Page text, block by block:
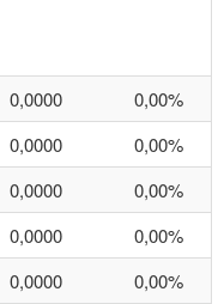
0,0000
0,00%
0,0000
0,00%
0,0000
0,00%
0,0000
0,00%
0,0000
0,00%